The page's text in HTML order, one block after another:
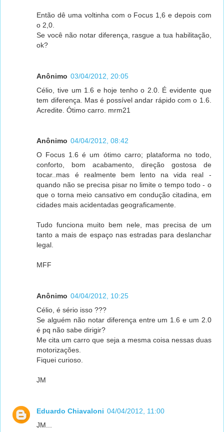
Então dê uma voltinha com o Focus 1,6 e depois com
o 2,0.
Se você não notar diferença, rasgue a tua habilitação,
ok?
Anônimo 03/04/2012, 20:05
Célio, tive um 1.6 e hoje tenho o 2.0. É evidente que
tem diferença. Mas é possível andar rápido com o 1.6.
Acredite. Ótimo carro. mrm21
Anônimo 04/04/2012, 08:42
O Focus 1.6 é um ótimo carro; plataforma no todo,
conforto, bom acabamento, direção gostosa de
tocar..mas é realmente bem lento na vida real -
quando não se precisa pisar no limite o tempo todo - o
que o torna meio cansativo em condução citadina, em
cidades mais acidentadas geograficamente.
Tudo funciona muito bem nele, mas precisa de um
tanto a mais de espaço nas estradas para deslanchar
legal.
MFF
Anônimo 04/04/2012, 10:25
Célio, é sério isso ???
Se alguém não notar diferença entre um 1.6 e um 2.0
é pq não sabe dirigir?
Me cita um carro que seja a mesma coisa nessas duas
motorizações.
Fiquei curioso.
JM
Eduardo Chiavaloni 04/04/2012, 11:00
JM...